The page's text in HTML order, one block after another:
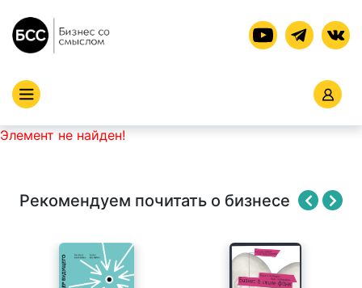
Элемент не найден!
Рекомендуем почитать о бизнесе